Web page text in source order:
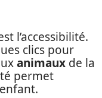
l’accessibilité.
clics pour
animaux de la
permet